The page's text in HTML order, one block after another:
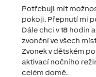
Potřebuji mít
pokoji. Přepnutí mi
Dále chci v 18
zvonění ve všech
Zvonek v dětském
aktivací nočního
celém domě.